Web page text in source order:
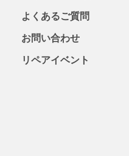
よくあるご質問
お問い合わせ
リペアイベント